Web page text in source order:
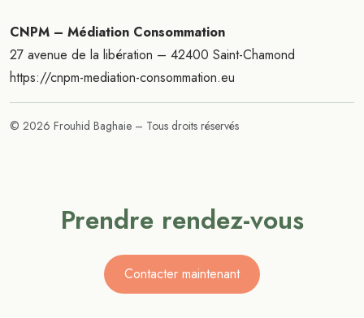
CNPM – Médiation Consommation
27 avenue de la libération – 42400 Saint-Chamond
https://cnpm-mediation-consommation.eu
© 2026 Frouhid Baghaie – Tous droits réservés
Prendre rendez-vous
Contacter maintenant